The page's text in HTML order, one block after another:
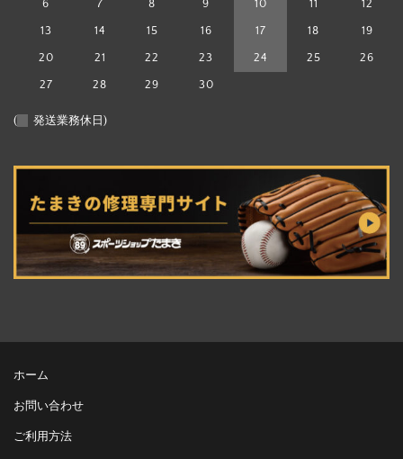
6 7 8 9 10 11 12
13 14 15 16 17 18 19
20 21 22 23 24 25 26
27 28 29 30
( 発送業務休日)
ホーム
お問い合わせ
ご利用方法